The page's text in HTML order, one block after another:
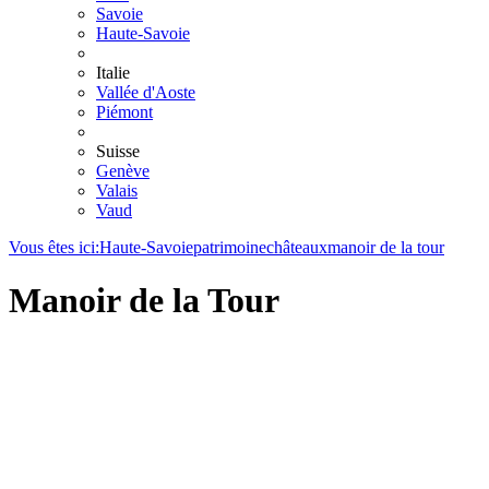
Savoie
Haute-Savoie
Italie
Vallée d'Aoste
Piémont
Suisse
Genève
Valais
Vaud
Vous êtes ici:Haute-Savoiepatrimoinechâteauxmanoir de la tour
Manoir de la Tour